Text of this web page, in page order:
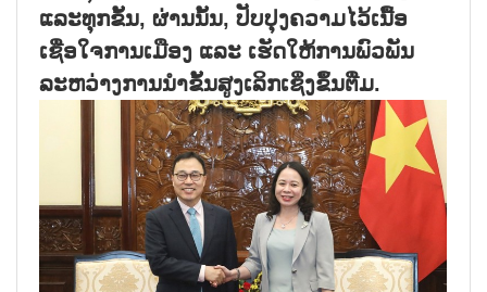
ແລະທຸກຂັ້ນ, ຜ່ານນັ້ນ, ປັບປຸງຄວາມໄວ້ເນື້ອ
ເຊື່ອໃຈການເມືອງ ແລະ ເຮັດໃຫ້ການພົວພັນ
ລະຫວ່າງການນຳຂັ້ນສູງເລິກເຊິ່ງຂຶ້ນຕື່ມ.